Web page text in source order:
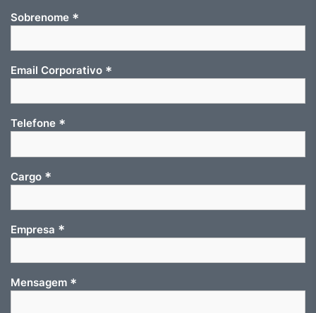
Sobrenome *
Email Corporativo *
Telefone *
Cargo *
Empresa *
Mensagem *